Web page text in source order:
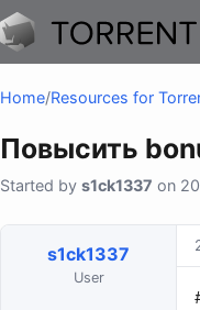
Home/Resources for
Повысить
Started by s1ck1337 on
s1ck1337
User